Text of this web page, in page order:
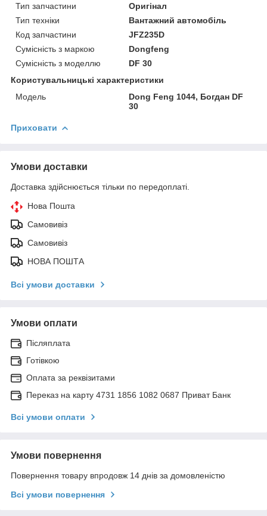
Тип запчастини
Оригінал
Тип техніки
Вантажний автомобіль
Код запчастини
JFZ235D
Сумісність з маркою
Dongfeng
Сумісність з моделлю
DF 30
Користувальницькі характеристики
Модель
Dong Feng 1044, Богдан DF
30
Приховати
Умови доставки
Доставка здійснюється тільки по передоплаті.
Нова Пошта
Самовивіз
Самовивіз
НОВА ПОШТА
Всі умови доставки
Умови оплати
Післяплата
Готівкою
Оплата за реквізитами
Переказ на карту 4731 1856 1082 0687 Приват Банк
Всі умови оплати
Умови повернення
Повернення товару впродовж 14 днів за домовленістю
Всі умови повернення